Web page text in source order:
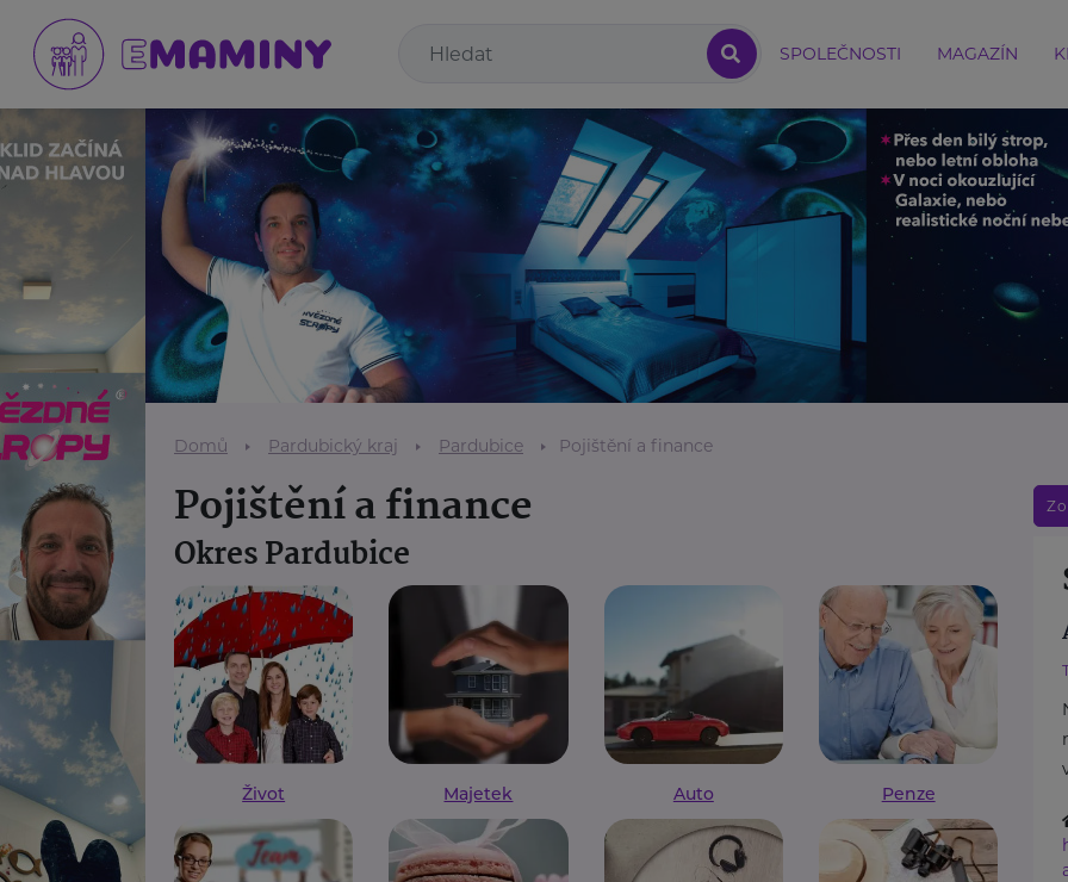
SPOLEČNOSTI MAGAZÍN
Domů Pardubický kraj Pardubice Pojištění a finance
Pojištění a finance
Okres Pardubice
Život Majetek Auto Penze